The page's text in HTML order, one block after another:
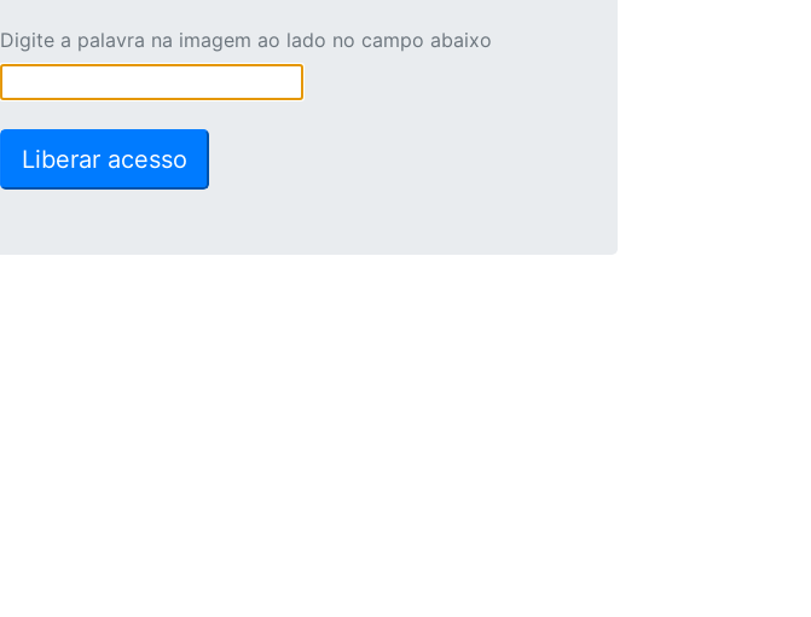
Digite a palavra na imagem ao lado no campo abaixo